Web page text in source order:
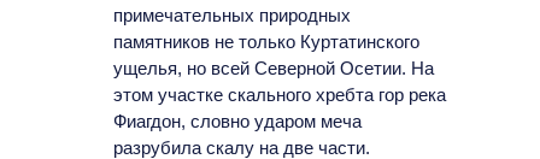
примечательных природных
памятников не только Куртатинского
ущелья, но всей Северной Осетии. На
этом участке скального хребта гор река
Фиагдон, словно ударом меча
разрубила скалу на две части.